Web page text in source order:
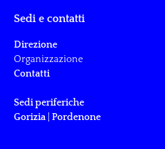
Sedi e contatti
Direzione
Organizzazione
Contatti
Sedi periferiche
Gorizia |Pordenone